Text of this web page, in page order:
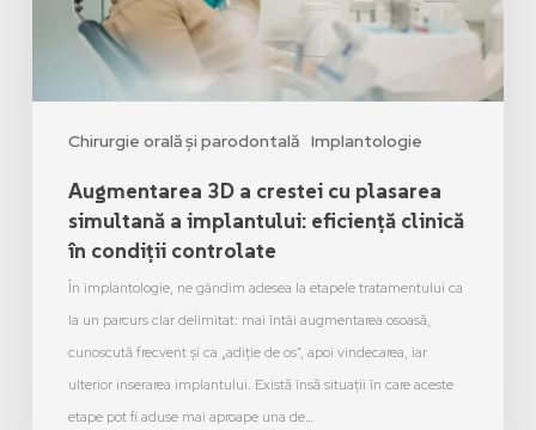
Chirurgie orală și parodontală Implantologie
Augmentarea 3D a crestei cu plasarea
simultană a implantului: eficiență clinică
în condiții controlate
În implantologie, ne gândim adesea la etapele tratamentului ca
la un parcurs clar delimitat: mai întâi augmentarea osoasă,
cunoscută frecvent și ca „adiție de os”, apoi vindecarea, iar
ulterior inserarea implantului. Există însă situații în care aceste
etape pot fi aduse mai aproape una de…